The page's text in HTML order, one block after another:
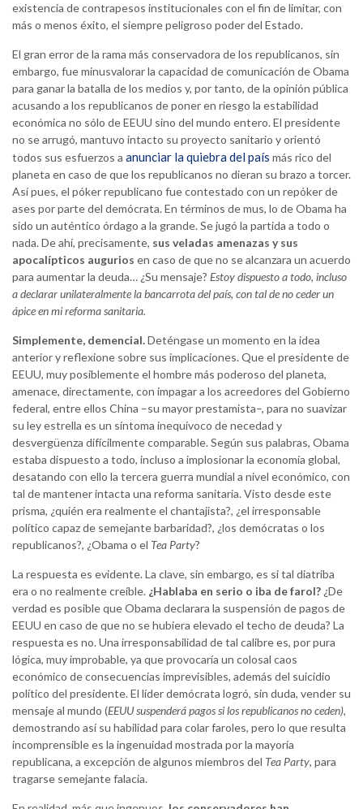
existencia de contrapesos institucionales con el fin de limitar, con
más o menos éxito, el siempre peligroso poder del Estado.
El gran error de la rama más conservadora de los republicanos, sin
embargo, fue minusvalorar la capacidad de comunicación de Obama
para ganar la batalla de los medios y, por tanto, de la opinión pública
acusando a los republicanos de poner en riesgo la estabilidad
económica no sólo de EEUU sino del mundo entero. El presidente
no se arrugó, mantuvo intacto su proyecto sanitario y orientó
todos sus esfuerzos a anunciar la quiebra del país más rico del
planeta en caso de que los republicanos no dieran su brazo a torcer.
Así pues, el póker republicano fue contestado con un repóker de
ases por parte del demócrata. En términos de mus, lo de Obama ha
sido un auténtico órdago a la grande. Se jugó la partida a todo o
nada. De ahí, precisamente, sus veladas amenazas y sus
apocalípticos augurios en caso de que no se alcanzara un acuerdo
para aumentar la deuda… ¿Su mensaje? Estoy dispuesto a todo, incluso
a declarar unilateralmente la bancarrota del país, con tal de no ceder un
ápice en mi reforma sanitaria.
Simplemente, demencial.Deténgase un momento en la idea
anterior y reflexione sobre sus implicaciones. Que el presidente de
EEUU, muy posiblemente el hombre más poderoso del planeta,
amenace, directamente, con impagar a los acreedores del Gobierno
federal, entre ellos China –su mayor prestamista–, para no suavizar
su ley estrella es un síntoma inequívoco de necedad y
desvergüenza difícilmente comparable. Según sus palabras, Obama
estaba dispuesto a todo, incluso a implosionar la economía global,
desatando con ello la tercera guerra mundial a nivel económico, con
tal de mantener intacta una reforma sanitaria. Visto desde este
prisma, ¿quién era realmente el chantajista?, ¿el irresponsable
político capaz de semejante barbaridad?, ¿los demócratas o los
republicanos?, ¿Obama o el Tea Party?
La respuesta es evidente. La clave, sin embargo, es si tal diatriba
era o no realmente creíble. ¿Hablaba en serio o iba de farol? ¿De
verdad es posible que Obama declarara la suspensión de pagos de
EEUU en caso de que no se hubiera elevado el techo de deuda? La
respuesta es no. Una irresponsabilidad de tal calibre es, por pura
lógica, muy improbable, ya que provocaría un colosal caos
económico de consecuencias imprevisibles, además del suicidio
político del presidente. El líder demócrata logró, sin duda, vender su
mensaje al mundo (EEUU suspenderá pagos si los republicanos no ceden),
demostrando así su habilidad para colar faroles, pero lo que resulta
incomprensible es la ingenuidad mostrada por la mayoría
republicana, a excepción de algunos miembros del Tea Party, para
tragarse semejante falacia.